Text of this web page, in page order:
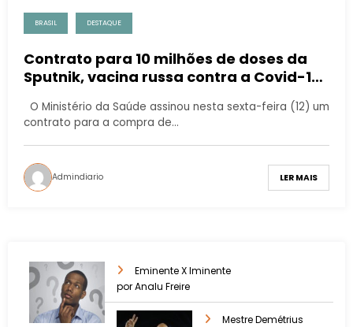
BRASIL DESTAQUE
Contrato para 10 milhões de doses da
Sputnik, vacina russa contra a Covid-19
O Ministério da Saúde assinou nesta sexta-feira (12) um
contrato para a compra de…
Admindiario LER MAIS
Eminente X Iminente
por Analu Freire
Mestre Demétrius